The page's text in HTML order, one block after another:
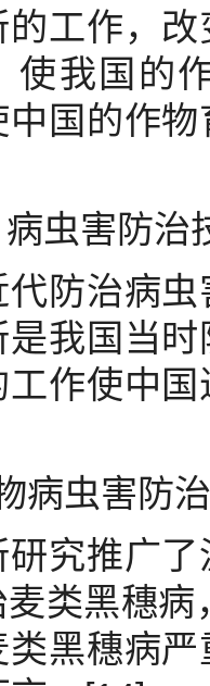
作，改
使我国的
中国的作
害防治
治病虫
我国当
作使中
虫害防治
推广了
类黑穗
类黑穗病